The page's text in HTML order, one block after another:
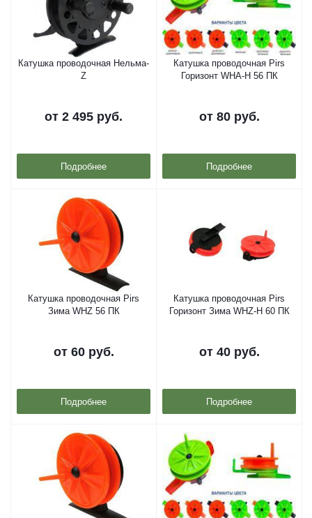
Катушка проводочная Нельма-
Z
от 2 495 руб.
Подробнее
Катушка проводочная Pirs
Горизонт WHA-H 56 ПК
от 80 руб.
Подробнее
Катушка проводочная Pirs
Зима WHZ 56 ПК
от 60 руб.
Подробнее
Катушка проводочная Pirs
Горизонт Зима WHZ-H 60 ПК
от 40 руб.
Подробнее